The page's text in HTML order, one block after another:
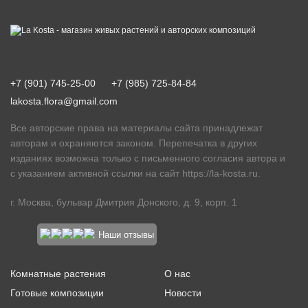
+7 (901) 745-25-00
+7 (985) 725-84-84
lakosta.flora@gmail.com
Все авторские права на материалы сайта принадлежат
авторам и охраняются законом. Перепечатка в других
изданиях возможна только с письменного согласия автора и
с указанием активной ссылки на сайт https://la-kosta.ru
г. Москва, бульвар Дмитрия Донского, д. 9, корп. 1
Наши отзывы
Комнатные растения
Готовые композиции
О нас
Новости